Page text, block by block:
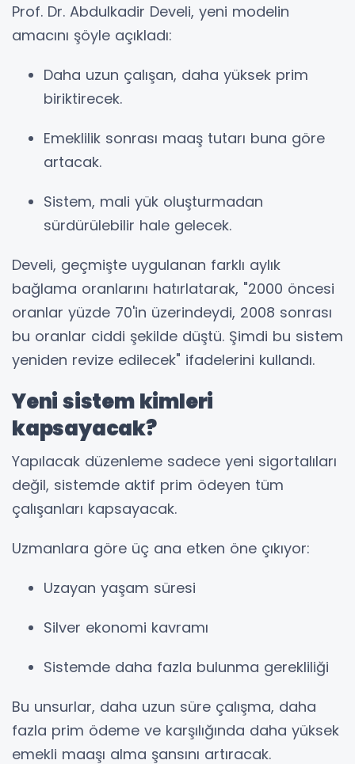
Prof. Dr. Abdulkadir Develi, yeni modelin
amacını şöyle açıkladı:
Daha uzun çalışan, daha yüksek prim
biriktirecek.
Emeklilik sonrası maaş tutarı buna göre
artacak.
Sistem, mali yük oluşturmadan
sürdürülebilir hale gelecek.
Develi, geçmişte uygulanan farklı aylık
bağlama oranlarını hatırlatarak, "2000 öncesi
oranlar yüzde 70'in üzerindeydi, 2008 sonrası
bu oranlar ciddi şekilde düştü. Şimdi bu sistem
yeniden revize edilecek" ifadelerini kullandı.
Yeni sistem kimleri
kapsayacak?
Yapılacak düzenleme sadece yeni sigortalıları
değil, sistemde aktif prim ödeyen tüm
çalışanları kapsayacak.
Uzmanlara göre üç ana etken öne çıkıyor:
Uzayan yaşam süresi
Silver ekonomi kavramı
Sistemde daha fazla bulunma gerekliliği
Bu unsurlar, daha uzun süre çalışma, daha
fazla prim ödeme ve karşılığında daha yüksek
emekli maaşı alma şansını artıracak.